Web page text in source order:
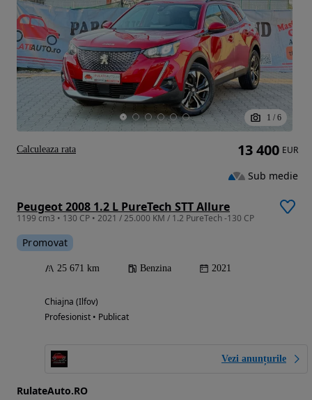
1 / 6
Peugeot 2008 1.2 L PureTech STT Allure
1199 cm3 • 130 CP • 2021 / 25.000 KM / 1.2 PureTech -130 CP
Promovat
25 671 km Benzina 2021
Chiajna (Ilfov)
Profesionist • Publicat
Vezi anunțurile
RulateAuto.RO
13 400 EUR
Sub medie
Calculeaza rata